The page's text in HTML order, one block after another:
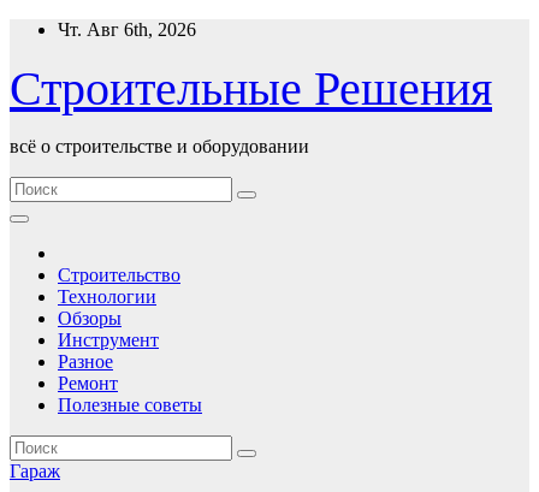
Перейти
содержимому
Чт. Авг 6th, 2026
Строительные Решения
всё о строительстве и оборудовании
Строительство
Технологии
Обзоры
Инструмент
Разное
Ремонт
Полезные советы
Гараж